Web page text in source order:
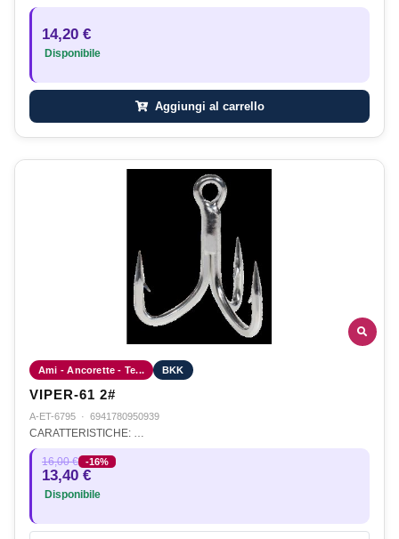
14,20 €
Disponibile
Aggiungi al carrello
Ami - Ancorette - Te... BKK
VIPER-61 2#
A-ET-6795 · 6941780950939
CARATTERISTICHE: …
16,00 € -16%
13,40 €
Disponibile